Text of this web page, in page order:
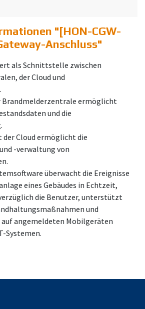
" [HON-CGW-
Anschluss"
als Schnittstelle zwischen
der Cloud und
Brandmelderzentrale ermöglicht
und die
der Cloud ermöglicht die
-verwaltung von
überwacht die Ereignisse
eines Gebäudes in Echtzeit,
die Benutzer, unterstützt
und
angemeldeten Mobilgeräten
Systemen.